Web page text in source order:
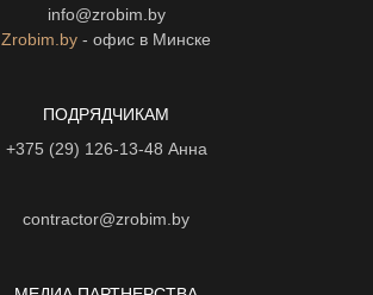
info@zrobim.by
Zrobim.by - офис в Минске
ПОДРЯДЧИКАМ
+375 (29) 126-13-48 Анна
contractor@zrobim.by